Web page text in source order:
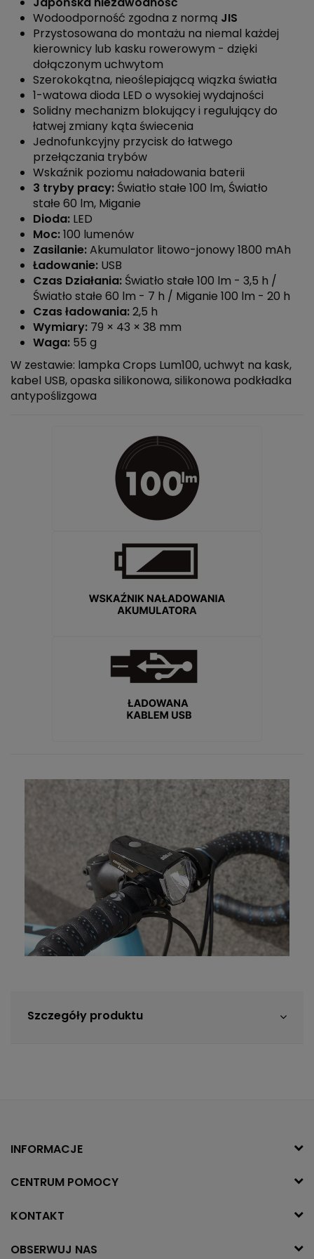
Wodoodporność zgodna z normą JIS
Przystosowana do montażu na niemal każdej
kierownicy lub kasku rowerowym - dzięki
dołączonym uchwytom
Szerokokątna, nieoślepiającą wiązka światła
1-watowa dioda LED o wysokiej wydajności
Solidny mechanizm blokujący i regulujący do
łatwej zmiany kąta świecenia
Jednofunkcyjny przycisk do łatwego
przełączania trybów
Wskaźnik poziomu naładowania baterii
3 tryby pracy: Światło stałe 100 lm, Światło
stałe 60 lm, Miganie
Dioda: LED
Moc:100 lumenów
Zasilanie:Akumulator litowo-jonowy 1800 mAh
Ładowanie: USB
Czas Działania: Światło stałe 100 lm - 3,5 h /
Światło stałe 60 lm - 7 h / Miganie 100 lm - 20 h
Czas ładowania:2,5 h
Wymiary: 79 × 43 × 38 mm
Waga: 55 g
W zestawie: lampka Crops Lum100, uchwyt na kask,
kabel USB, opaska silikonowa, silikonowa podkładka
antypoślizgowa
Szczegóły produktu
INFORMACJE
CENTRUM POMOCY
KONTAKT
OBSERWUJ NAS